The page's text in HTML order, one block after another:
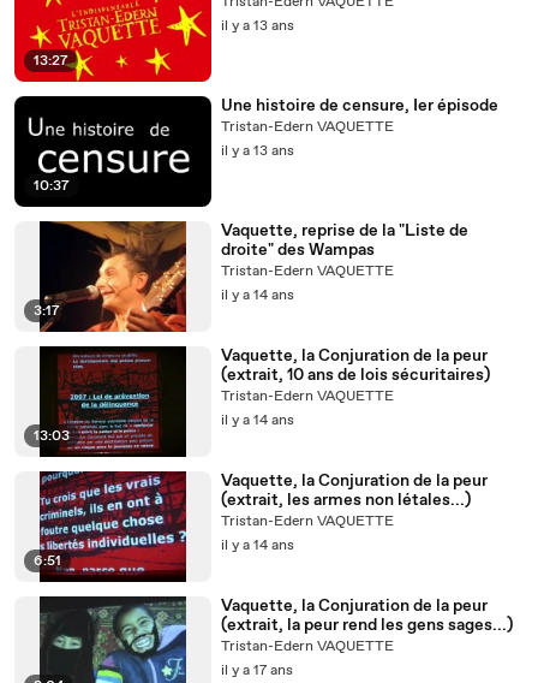
13:27
il y a 13 ans
10:37
Une histoire de censure, Ier épisode
Tristan-Edern VAQUETTE
il y a 13 ans
3:17
Vaquette, reprise de la "Liste de
droite" des Wampas
Tristan-Edern VAQUETTE
il y a 14 ans
13:03
Vaquette, la Conjuration de la peur
(extrait, 10 ans de lois sécuritaires)
Tristan-Edern VAQUETTE
il y a 14 ans
6:51
Vaquette, la Conjuration de la peur
(extrait, les armes non létales...)
Tristan-Edern VAQUETTE
il y a 14 ans
Vaquette, la Conjuration de la peur
(extrait, la peur rend les gens sages...)
Tristan-Edern VAQUETTE
il y a 17 ans